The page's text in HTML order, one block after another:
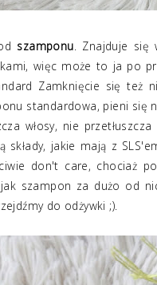
szamponu. Znajduje się
więc może to ja po
Zamknięcie się też
standardowa, pieni się
włosy, nie
składy, jakie mają z
don't care, chociaż
szampon za dużo od
do odżywki ;).